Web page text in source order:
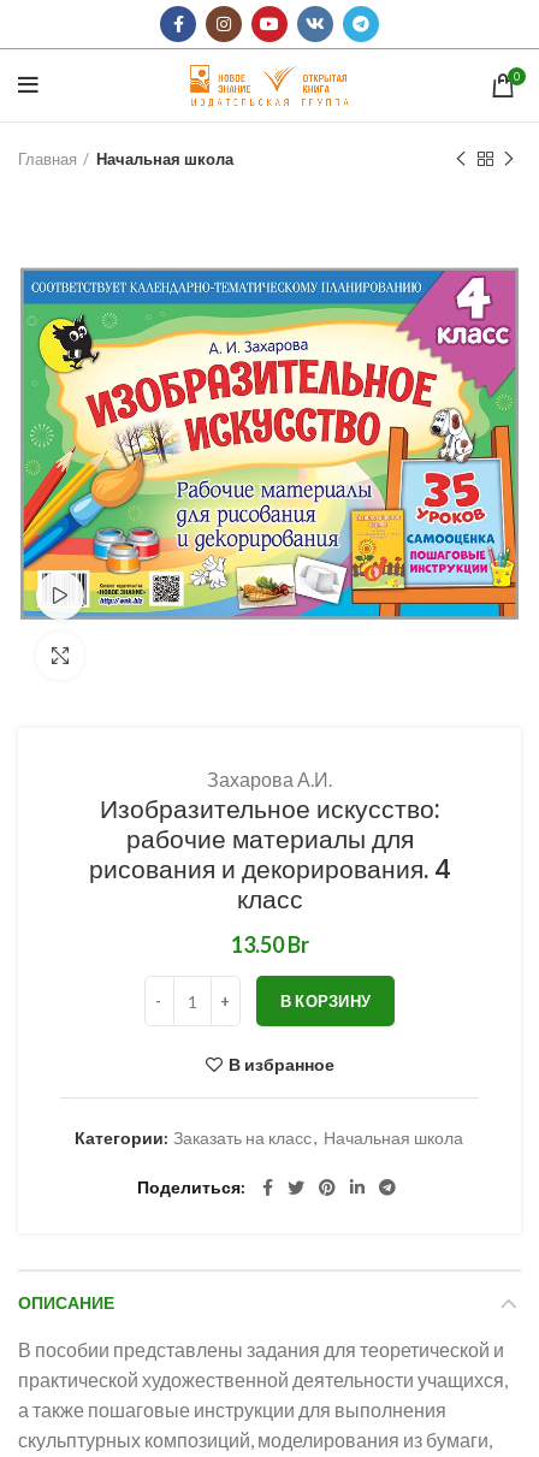
0
Главная Начальная школа
Смотреть видео
Захарова А.И.
Изобразительное искусство:
рабочие материалы для
рисования и декорирования. 4
класс
Br
В КОРЗИНУ
В избранное
Категории: Заказать на класс, Начальная школа
Поделиться
ОПИСАНИЕ
В пособии представлены задания для теоретической и
практической художественной деятельности учащихся,
а также пошаговые инструкции для выполнения
скульптурных композиций, моделирования из бумаги,